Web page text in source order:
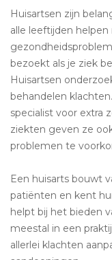
Huisartsen zijn
alle leeftijden
bezoekt als je ziek
Huisartsen
behandelen
specialist voor extra
ziekten geven ze
problemen te
Een huisarts bouwt
patiënten en kent
helpt bij het bieden
meestal in een
allerlei klachten